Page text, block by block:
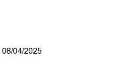
08/04/2025